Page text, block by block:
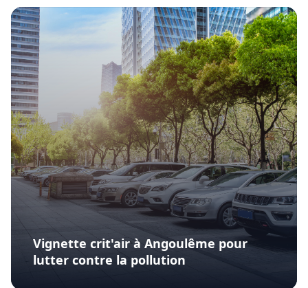
Vignette crit'air à Angoulême pour
lutter contre la pollution